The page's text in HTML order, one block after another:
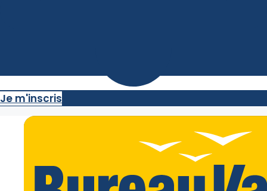
Je m'inscris